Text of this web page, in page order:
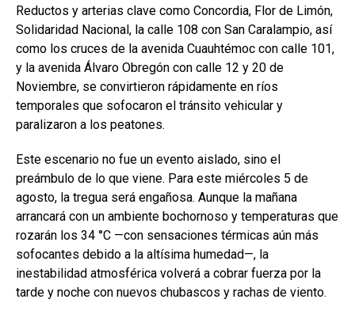
Reductos y arterias clave como Concordia, Flor de Limón,
Solidaridad Nacional, la calle 108 con San Caralampio, así
como los cruces de la avenida Cuauhtémoc con calle 101,
y la avenida Álvaro Obregón con calle 12 y 20 de
Noviembre, se convirtieron rápidamente en ríos
temporales que sofocaron el tránsito vehicular y
paralizaron a los peatones.
Este escenario no fue un evento aislado, sino el
preámbulo de lo que viene. Para este miércoles 5 de
agosto, la tregua será engañosa. Aunque la mañana
arrancará con un ambiente bochornoso y temperaturas que
rozarán los 34 °C —con sensaciones térmicas aún más
sofocantes debido a la altísima humedad—, la
inestabilidad atmosférica volverá a cobrar fuerza por la
tarde y noche con nuevos chubascos y rachas de viento.